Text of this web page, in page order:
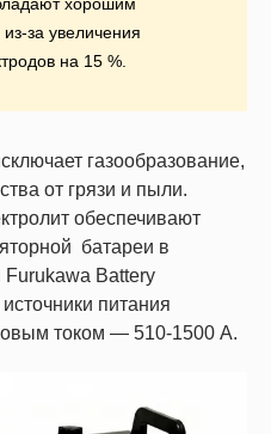
за увеличения
на 15 %.
газообразование,
от грязи и пыли.
обеспечивают
батареи в
Battery
питания
током — 510-1500 А.